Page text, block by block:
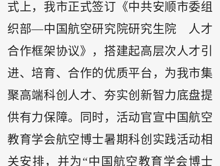
式上，我市正式签订《中共安顺市委组
织部—中国航空研究院研究生院 人才
合作框架协议》，搭建起高层次人才引
进、培育、合作的优质平台，为我市集
聚高端科创人才、夯实创新智力底盘提
供有力保障。同时，活动官宣中国航空
教育学会航空博士暑期科创实践活动相
关安排，并为“中国航空教育学会博士